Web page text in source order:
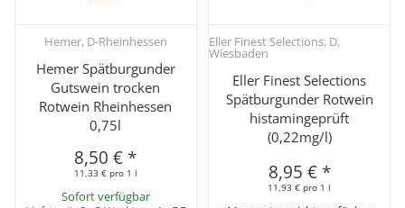
Hemer, D-Rheinhessen
Hemer Spätburgunder
Gutswein trocken
Rotwein Rheinhessen
0,75l
8,50 € *
11,33 € pro 1 l
Sofort verfügbar
Eller Finest Selections, D,
Wiesbaden
Eller Finest Selections
Spätburgunder Rotwein
histamingeprüft
(0,22mg/l)
8,95 € *
11,93 € pro 1 l